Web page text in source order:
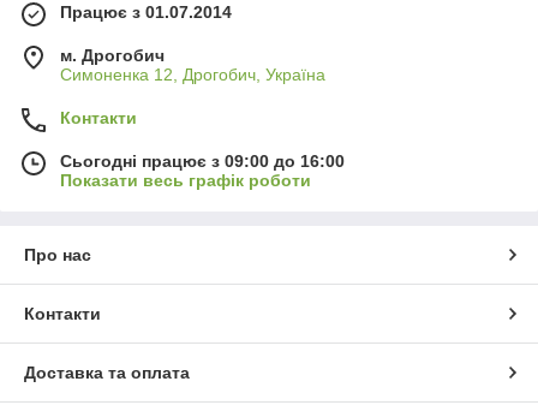
Працює з 01.07.2014
м. Дрогобич
Симоненка 12, Дрогобич, Україна
Контакти
Сьогодні працює з 09:00 до 16:00
Показати весь графік роботи
Про нас
Контакти
Доставка та оплата